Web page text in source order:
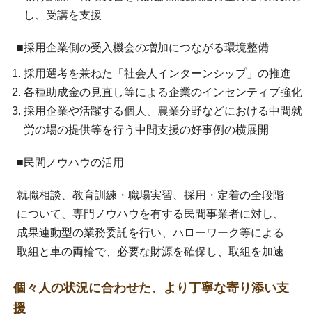
し、受講を支援
■採用企業側の受入機会の増加につながる環境整備
採用選考を兼ねた「社会人インターンシップ」の推進
各種助成金の見直し等による企業のインセンティブ強化
採用企業や活躍する個人、農業分野などにおける中間就
労の場の提供等を行う中間支援の好事例の横展開
■民間ノウハウの活用
就職相談、教育訓練・職場実習、採用・定着の全段階
について、専門ノウハウを有する民間事業者に対し、
成果連動型の業務委託を行い、ハローワーク等による
取組と車の両輪で、必要な財源を確保し、取組を加速
個々人の状況に合わせた、より丁寧な寄り添い支
援